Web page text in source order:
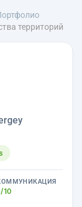
территорий
/10